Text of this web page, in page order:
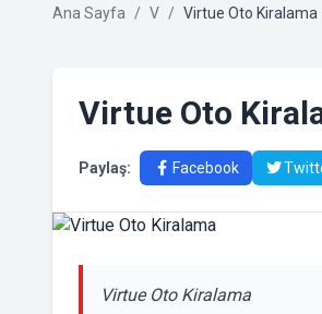
Ana Sayfa / V / Virtue Oto Kiralama
Virtue Oto
Paylaş: Facebook
Virtue Oto Kiralama